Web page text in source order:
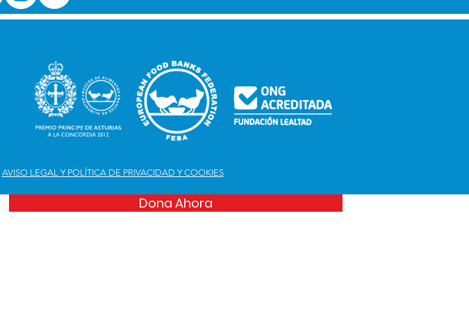
AVISO LEGAL Y POLÍTICA DE PRIVACIDAD Y COOKIES
Dona Ahora